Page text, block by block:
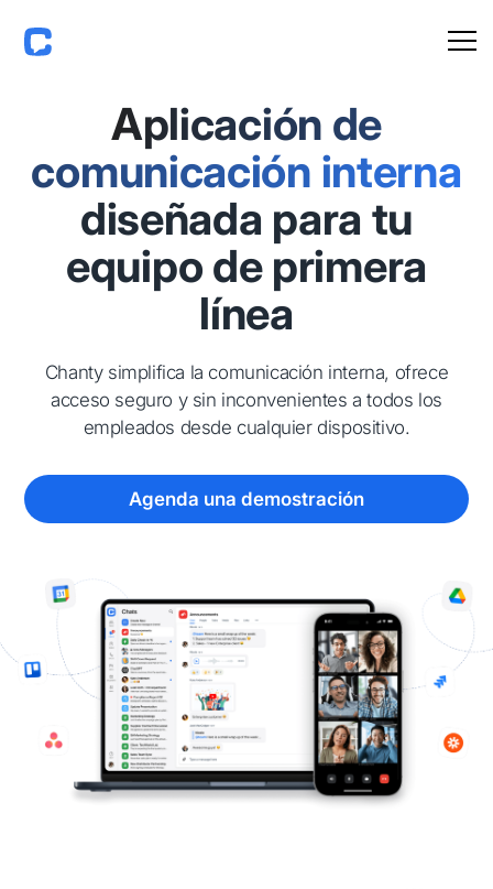
Aplicación de
comunicación interna
diseñada para tu
equipo de primera
línea
Chanty simplifica la comunicación interna, ofrece
acceso seguro y sin inconvenientes a todos los
empleados desde cualquier dispositivo.
Agenda una demostración